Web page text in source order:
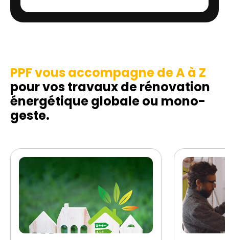
PPF vous accompagne de A à Z
pour vos travaux de rénovation
énergétique globale ou mono-
geste.